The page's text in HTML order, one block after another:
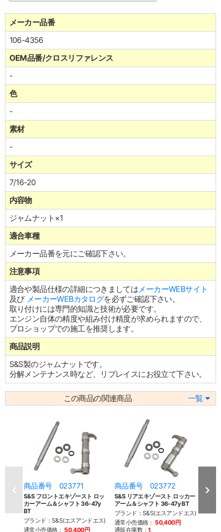
メーカー品番
106-4356
OEM品番/クロスリファレンス
-
色
-
素材
-
サイズ
7/16-20
内容物
ジャムナット×1
適合車種
メーカー品番を元にご確認下さい。
注意事項
適合や製品仕様の詳細につきましてはメーカーWEBサイト
及び メーカーWEBカタログを必ずご確認下さい。
取り付けには専門的知識と技術が必要です。
エンジン自体の精度や組み付け精度が求められますので、
プロショップでの施工を推奨します。
商品説明
S&S製のジャムナットです。
分解メンテナンス時など、リプレイスにお役立て下さい。
この商品の関連商品 一覧
商品番号 023771
S&S フロントエキゾースト ロッ
カーアーム＆シャフト 36-47y
BT
ブランド：S&S(エスアンドエス)
通常小売価格： 50,400円
商品番号 023772
S&S リアエキゾースト ロッカー
アーム＆シャフト 36-47y BT
ブランド：S&S(エスアンドエス)
通常小売価格： 50,400円
通販在庫数：1
商
ブラ